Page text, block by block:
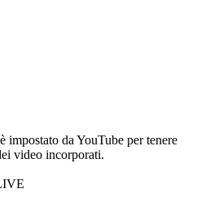
impostato da YouTube per tenere
video incorporati.